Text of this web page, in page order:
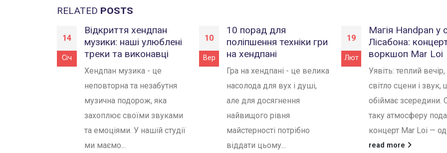
RELATED POSTS
14
Січ
Відкриття хендпан
музики: наші улюблені
треки та виконавці
Хендпан музика - це
неповторна та незабутня
музична подорож, яка
захоплює своїми звуками
та емоціями. У нашій студії
ми маємо...
10
Вер
10 порад для
поліпшення техніки гри
на хендпані
Гра на хендпані - це велика
насолода для вух і душі,
але для досягнення
найвищого рівня
майстерності потрібно
віддати цьому...
19
Лют
Магія Handpan у
Лісабона:
воркшоп Mar Loi
Уявіть: теплий вечір,
світло сцени і звук,
обіймає зсередини.
таку атмосферу
концерт Mar Loi —
read more